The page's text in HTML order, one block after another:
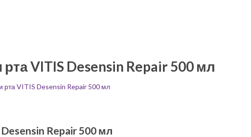
VITIS Desensin Repair 500 мл
рта VITIS Desensin Repair 500 мл
Repair 500 мл